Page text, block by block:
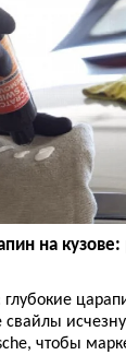
на кузове:
чтобы